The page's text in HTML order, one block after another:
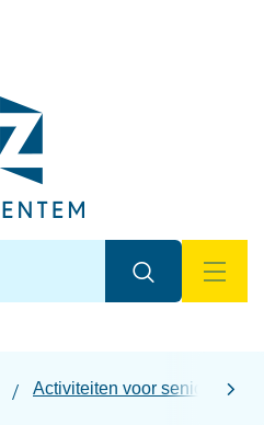
Zoeken
Activiteiten voor senioren